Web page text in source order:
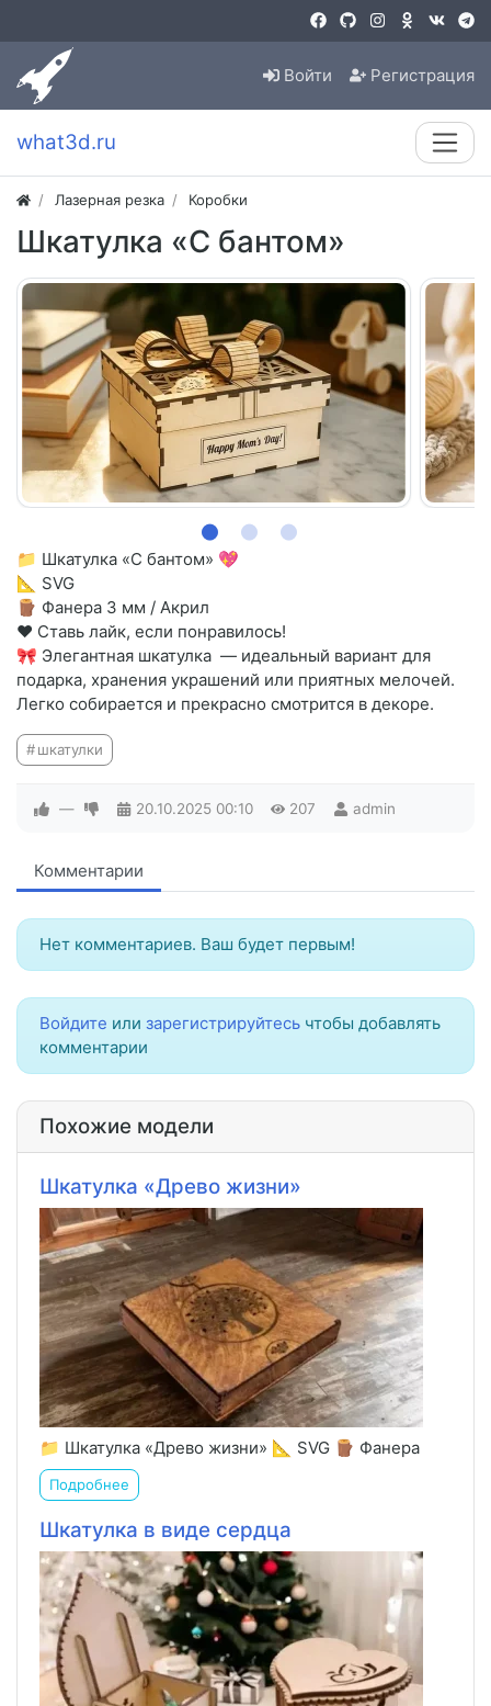
Войти Регистрация
what3d.ru
Лазерная резка Коробки
Шкатулка «С бантом»
📁 Шкатулка «С бантом» 💖
📐 SVG
🪵 Фанера 3 мм / Акрил
❤️ Ставь лайк, если понравилось!
🎀 Элегантная шкатулка — идеальный вариант для
подарка, хранения украшений или приятных мелочей.
Легко собирается и прекрасно смотрится в декоре.
шкатулки
— 20.10.2025 00:10 207 admin
Комментарии
Нет комментариев. Ваш будет первым!
Войдите или зарегистрируйтесь чтобы добавлять
комментарии
Похожие модели
Шкатулка «Древо жизни»
📁 Шкатулка «Древо жизни» 📐 SVG 🪵 Фанера
Подробнее
Шкатулка в виде сердца